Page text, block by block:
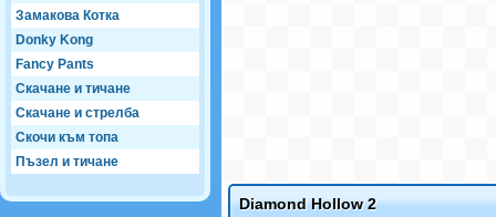
Замакова Котка
Donky Kong
Fancy Pants
Скачане и тичане
Скачане и стрелба
Скочи към топа
Пъзел и тичане
Diamond Hollow 2